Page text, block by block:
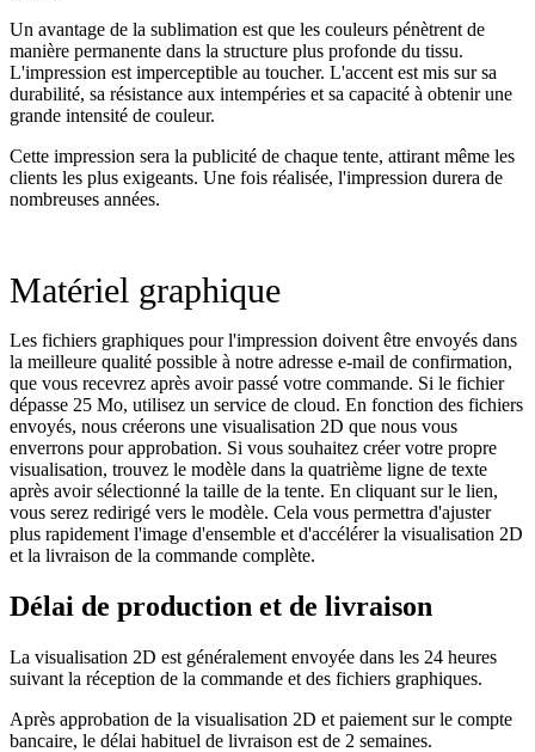
Un avantage de la sublimation est que les couleurs pénètrent de
manière permanente dans la structure plus profonde du tissu.
L'impression est imperceptible au toucher. L'accent est mis sur sa
durabilité, sa résistance aux intempéries et sa capacité à obtenir une
grande intensité de couleur.
Cette impression sera la publicité de chaque tente, attirant même les
clients les plus exigeants. Une fois réalisée, l'impression durera de
nombreuses années.
Matériel graphique
Les fichiers graphiques pour l'impression doivent être envoyés dans
la meilleure qualité possible à notre adresse e-mail de confirmation,
que vous recevrez après avoir passé votre commande. Si le fichier
dépasse 25 Mo, utilisez un service de cloud. En fonction des fichiers
envoyés, nous créerons une visualisation 2D que nous vous
enverrons pour approbation. Si vous souhaitez créer votre propre
visualisation, trouvez le modèle dans la quatrième ligne de texte
après avoir sélectionné la taille de la tente. En cliquant sur le lien,
vous serez redirigé vers le modèle. Cela vous permettra d'ajuster
plus rapidement l'image d'ensemble et d'accélérer la visualisation 2D
et la livraison de la commande complète.
Délai de production et de livraison
La visualisation 2D est généralement envoyée dans les 24 heures
suivant la réception de la commande et des fichiers graphiques.
Après approbation de la visualisation 2D et paiement sur le compte
bancaire, le délai habituel de livraison est de 2 semaines.